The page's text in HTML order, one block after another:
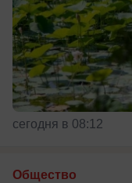
сегодня в 08:12
Общество